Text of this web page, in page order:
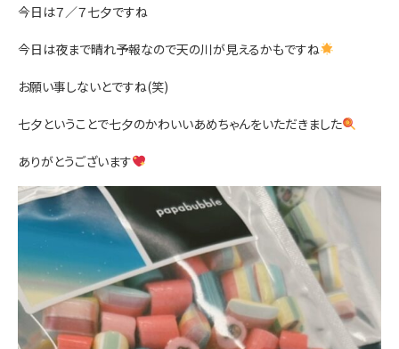
採用情報
今日は７／７七夕ですね
今日は夜まで晴れ予報なので天の川が見えるかもですね
お願い事しないとですね(笑)
七夕ということで七夕のかわいいあめちゃんをいただきました
ありがとうございます